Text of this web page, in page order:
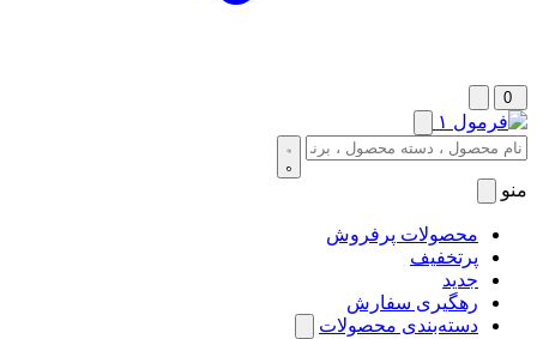
0
منو
محصولات پرفروش
پرتخفیف
جدید
رهگیری سفارش
دسته‌بندی محصولات